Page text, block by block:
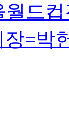
드
=박